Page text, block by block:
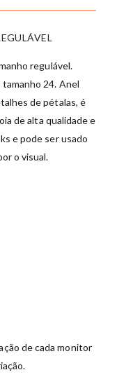
regulável.
24. Anel
de pétalas, é
de alta qualidade e
e pode ser usado
o visual.
de cada monitor